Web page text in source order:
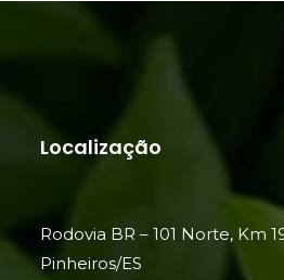
Localização
Rodovia BR – 101 Norte, Km
Pinheiros/ES